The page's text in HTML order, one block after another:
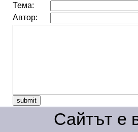
Тема:
Автор:
Сайтът е